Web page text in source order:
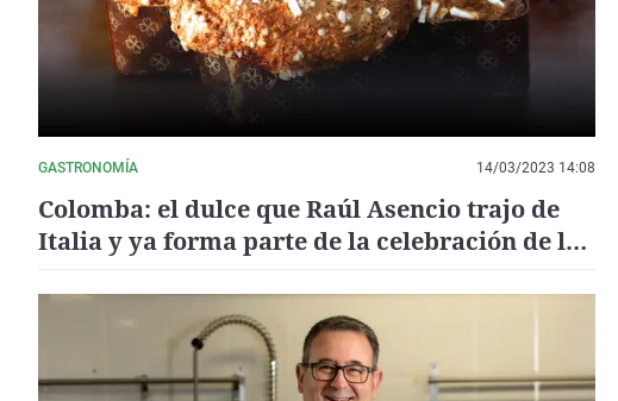
GASTRONOMÍA 14/03/2023 14:08
Colomba: el dulce que Raúl Asencio trajo de
Italia y ya forma parte de la celebración de la